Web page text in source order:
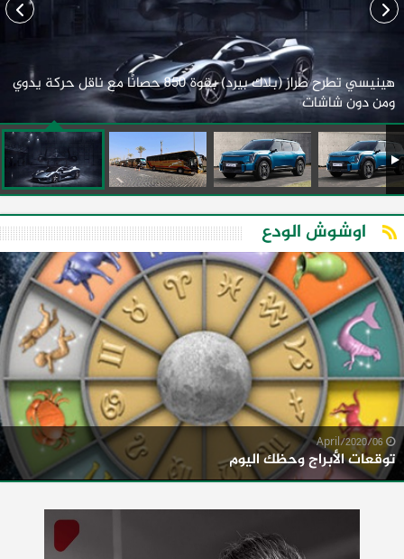
هينيسي تطرح طراز (بلاك بيرد) بقوة 850 حصانًا مع ناقل حركة يدوي
ومن دون شاشات
اوشوش الودع
توقعات الأبراج وحظك اليوم